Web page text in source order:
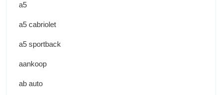
a5
a5 cabriolet
a5 sportback
aankoop
ab auto